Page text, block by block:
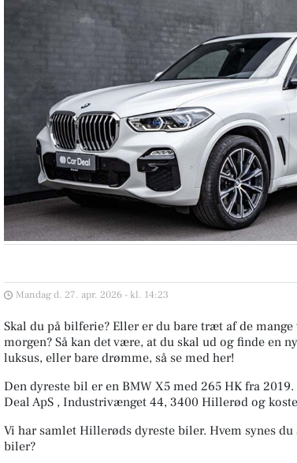
Mandag d. 27. apr. 2026 - kl. 14:23
Skal du på bilferie? Eller er du bare træt af de
morgen? Så kan det være, at du skal ud og finde en
luksus, eller bare drømme, så se med her!
Den dyreste bil er en BMW X5 med 265 HK fra
Deal ApS , Industrivænget 44, 3400 Hillerød og
Vi har samlet Hillerøds dyreste biler. Hvem synes du
biler?